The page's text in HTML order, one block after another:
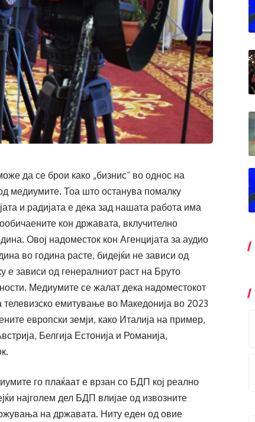
да се брои како „бизнис“ во однос на
медиумите. Тоа што останува помалку
и радијата е дека зад нашата работа има
кон државата, вклучително
Овој надоместок кон Агенцијата за аудио
во година расте, бидејќи не зависи од
е зависи од генералниот раст на Бруто
Медиумите се жалат дека надоместокот
емитување во Македонија во 2023
европски земји, како Италија на пример,
Белгија Естонија и Романија,
го плаќаат е врзан со БДП кој реално
најголем дел БДП влијае од извозните
на државата. Ниту еден од овие